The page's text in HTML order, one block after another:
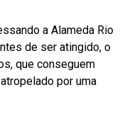
a Alameda Rio
de ser atingido, o
que conseguem
por uma